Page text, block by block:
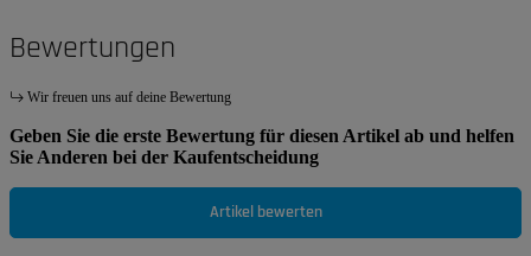
Bewertungen
Wir freuen uns auf deine Bewertung
Geben Sie die erste Bewertung für diesen Artikel ab und helfen
Sie Anderen bei der Kaufentscheidung
Artikel bewerten